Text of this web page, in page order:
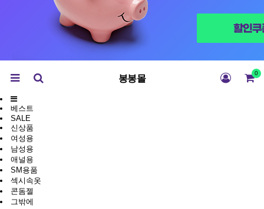
봉봉몰 0
베스트
SALE
신상품
여성용
남성용
애널용
SM용품
섹시속옷
콘돔젤
그밖에